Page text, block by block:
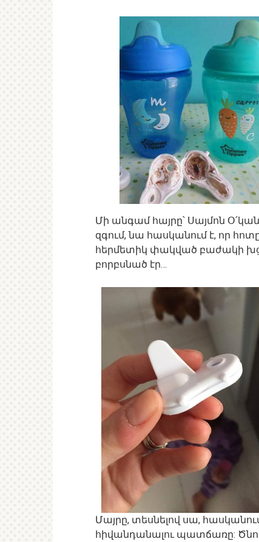
Մի անգամ հայրը՝ Սայմոն
զգում, նա հասկանում է, որ
հերմետիկ փակված բաժակի
բորբսնած էր…
Մայրը, տեսնելով սա,
հիվանդանալու պատճառը: